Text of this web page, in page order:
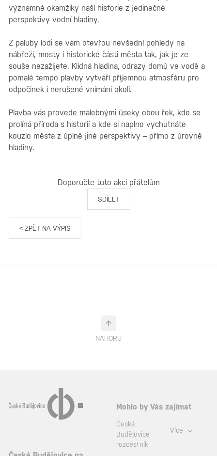
významné okamžiky naší historie z jedinečné
perspektivy vodní hladiny.
Z paluby lodi se vám otevřou nevšední pohledy na
nábřeží, mosty i historické části města tak, jak je ze
souše nezažijete. Klidná hladina, odrazy domů ve vodě a
pomalé tempo plavby vytváří příjemnou atmosféru pro
odpočinek i nerušené vnímání okolí.
Plavba vás provede malebnými úseky obou řek, kde se
prolíná příroda s historií a kde si naplno vychutnáte
kouzlo města z úplně jiné perspektivy – přímo z úrovně
hladiny.
Doporučte tuto akci přátelům
SDÍLET
< ZPĚT NA VÝPIS
NAHORU
Mohlo by Vás zajímat
České
Budějovice
rozcestník
Více